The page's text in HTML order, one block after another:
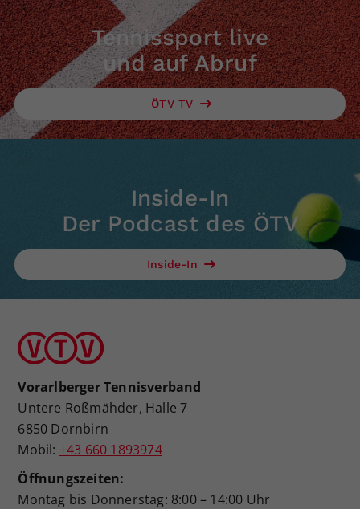
Tennissport live
und auf Abruf
ÖTV TV
Inside-In
Der Podcast des ÖTV
Inside-In
Vorarlberger Tennisverband
Untere Roßmähder, Halle 7
6850 Dornbirn
Mobil: +43 660 1893974
Öffnungszeiten:
Montag bis Donnerstag: 8:00 – 14:00 Uhr